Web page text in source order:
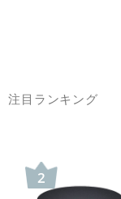
注目ランキング
2